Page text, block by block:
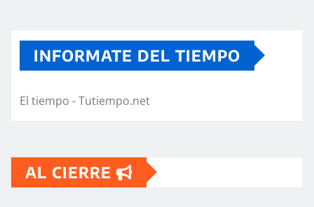
INFORMATE DEL TIEMPO
El tiempo - Tutiempo.net
AL CIERRE